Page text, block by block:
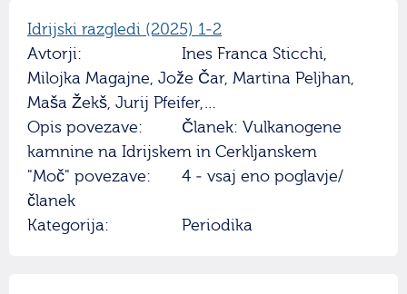
Idrijski razgledi (2025) 1-2
Avtorji:
Ines Franca Sticchi,
Milojka Magajne, Jože Čar, Martina Peljhan,
Maša Žekš, Jurij Pfeifer,…
Opis povezave:
Članek: Vulkanogene
kamnine na Idrijskem in Cerkljanskem
"Moč" povezave:
4 - vsaj eno poglavje/
članek
Kategorija:
Periodika